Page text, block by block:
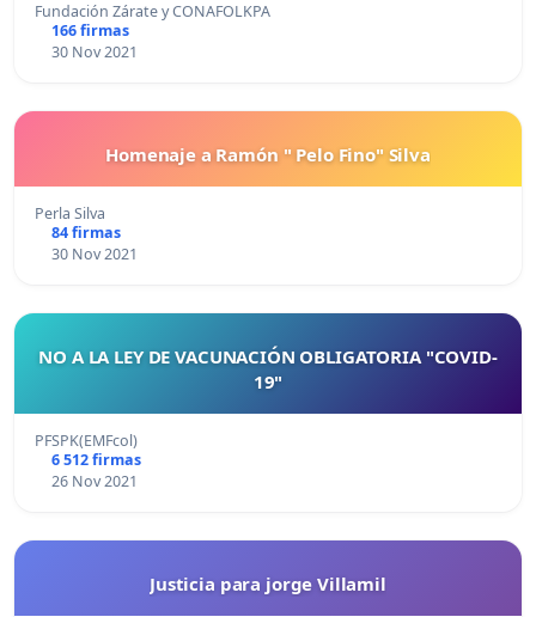
Fundación Zárate y CONAFOLKPA
166 firmas
30 Nov 2021
Homenaje a Ramón " Pelo Fino" Silva
Perla Silva
84 firmas
30 Nov 2021
NO A LA LEY DE VACUNACIÓN OBLIGATORIA "COVID-
19"
PFSPK(EMFcol)
6 512 firmas
26 Nov 2021
Justicia para jorge Villamil